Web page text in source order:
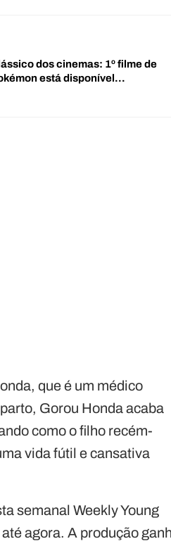
dos cinemas: 1º filme de
está disponível…
que é um médico
Gorou Honda acaba
como o filho recém-
vida fútil e cansativa
semanal Weekly Young
agora. A produção